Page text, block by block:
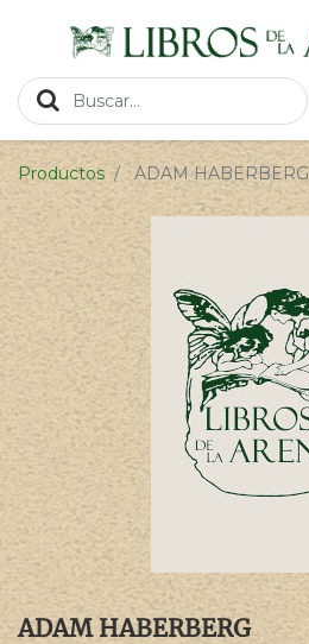
Productos ADAM HABERBERG
ADAM HABERBERG